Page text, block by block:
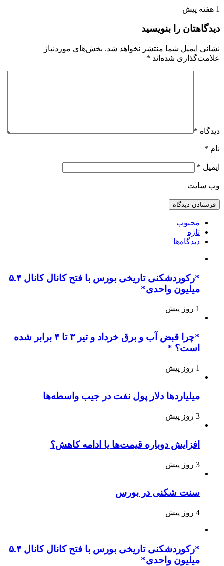
1 هفته پیش
دیدگاهتان را بنویسید
نشانی ایمیل شما منتشر نخواهد شد. بخش‌های موردنیاز
علامت‌گذاری شده‌اند *
دیدگاه *
نام *
ایمیل *
وب‌ سایت
محبوب
تازه
دیدگاه‌ها
*رکوردشکنی تاریخی بورس با فتح کانال کانال ۵.۴
میلیون واحدی*
1 روز پیش
*چرا قبض آب و برق خرداد و تیر ۳ تا ۴ برابر شده
است؟ *
1 روز پیش
میلیاردها دلار پول نفت در جیب واسطه‌ها
3 روز پیش
افزایش دوباره قیمت‌ها یا ادامه کاهش؟
3 روز پیش
سنت شکنی در بورس
4 روز پیش
*رکوردشکنی تاریخی بورس با فتح کانال کانال ۵.۴
میلیون واحدی*